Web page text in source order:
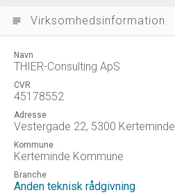
subject Virksomhedsinformation
Navn
THIER-Consulting ApS
CVR
45178552
Adresse
Vestergade 22, 5300 Kerteminde
Kommune
Kerteminde Kommune
Branche
Anden teknisk rådgivning